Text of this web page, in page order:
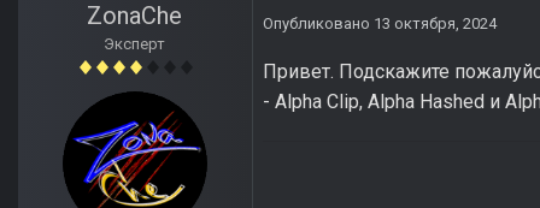
ZonaChe
Эксперт
Опубликовано 13 октября, 2024
Привет. Подскажите
- Alpha Clip, Alpha Hashed и